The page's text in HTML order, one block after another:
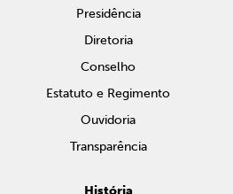
Presidência
Diretoria
Conselho
Estatuto e Regimento
Ouvidoria
Transparência
História